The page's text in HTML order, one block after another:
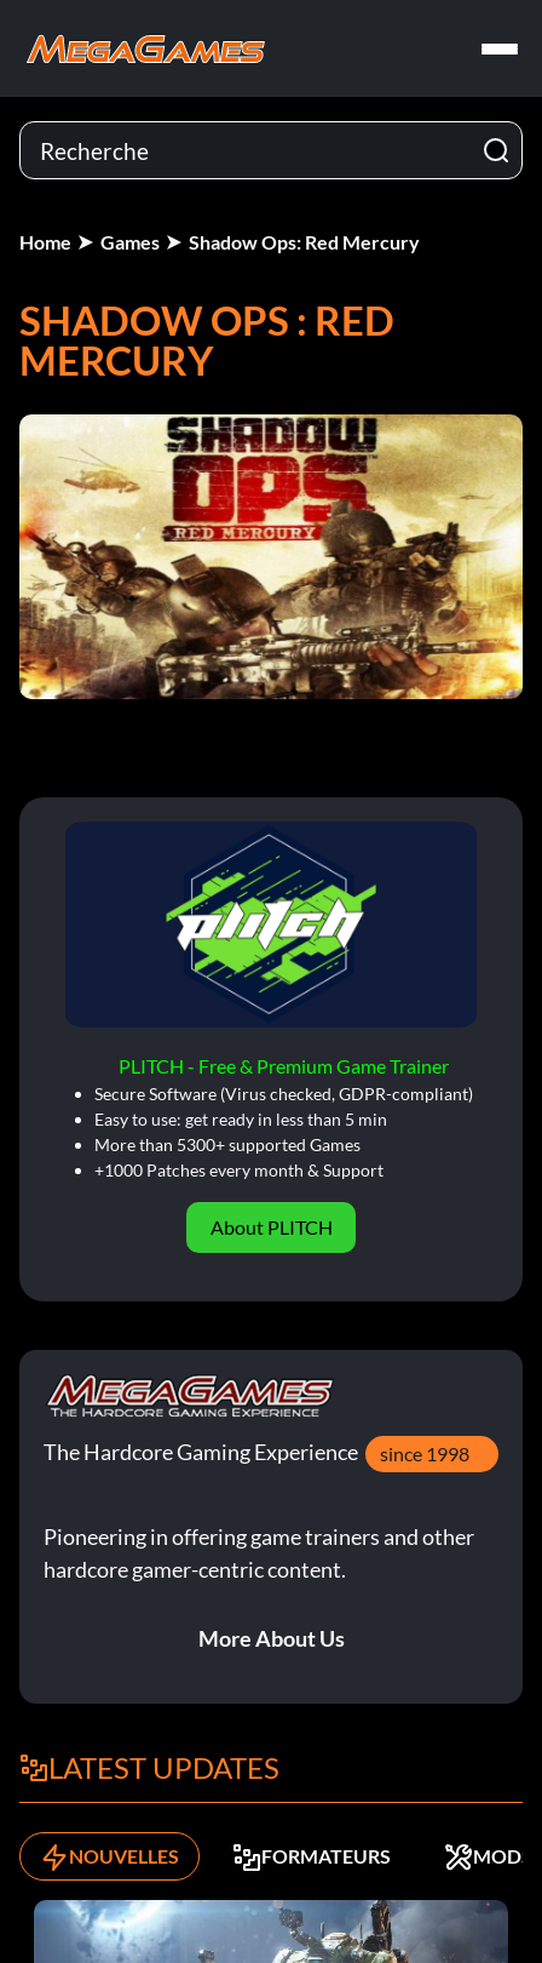
Home Games Shadow Ops: Red Mercury
SHADOW OPS : RED
MERCURY
PLITCH - Free & Premium Game Trainer
Secure Software (Virus checked, GDPR-compliant)
Easy to use: get ready in less than 5 min
More than 5300+ supported Games
+1000 Patches every month & Support
About PLITCH
The Hardcore Gaming Experience since 1998
Pioneering in offering game trainers and other
hardcore gamer-centric content.
More About Us
LATEST UPDATES
NOUVELLES FORMATEURS MODS